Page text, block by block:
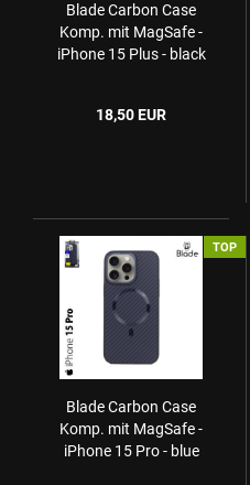
Blade Carbon Case
Komp. mit MagSafe -
iPhone 15 Plus - black
18,50 EUR
TOP
Blade Carbon Case
Komp. mit MagSafe -
iPhone 15 Pro - blue